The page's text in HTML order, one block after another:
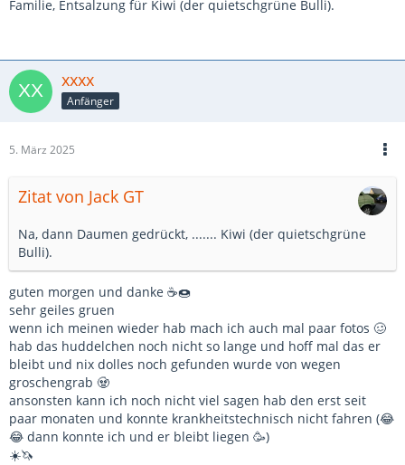
Familie, Entsalzung für Kiwi (der quietschgrüne Bulli).
xxxx
Anfänger
5. März 2025
Zitat von Jack GT
Na, dann Daumen gedrückt, ....... Kiwi (der quietschgrüne
Bulli).
guten morgen und danke ☕🍩
sehr geiles gruen
wenn ich meinen wieder hab mach ich auch mal paar fotos 🥴
hab das huddelchen noch nicht so lange und hoff mal das er
bleibt und nix dolles noch gefunden wurde von wegen
groschengrab 🧟
ansonsten kann ich noch nicht viel sagen hab den erst seit
paar monaten und konnte krankheitstechnisch nicht fahren (😂
😂 dann konnte ich und er bleibt liegen 🥳)
☀️🦄